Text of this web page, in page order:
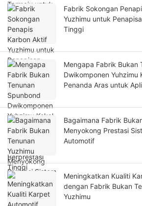
Fabrik Sokongan
Yuzhimu untuk
Tinggi
Mengapa Fabrik Bukan
Dwikomponen Yuhzimu
Penanda Aras untuk
Bagaimana Fabrik
Menyokong Prestasi
Automotif
Meningkatkan Kualiti
dengan Fabrik Bukan
Yuzhimu